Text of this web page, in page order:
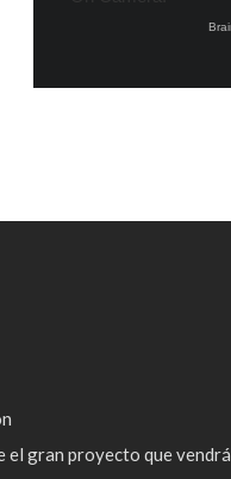
el gran proyecto que vendrá